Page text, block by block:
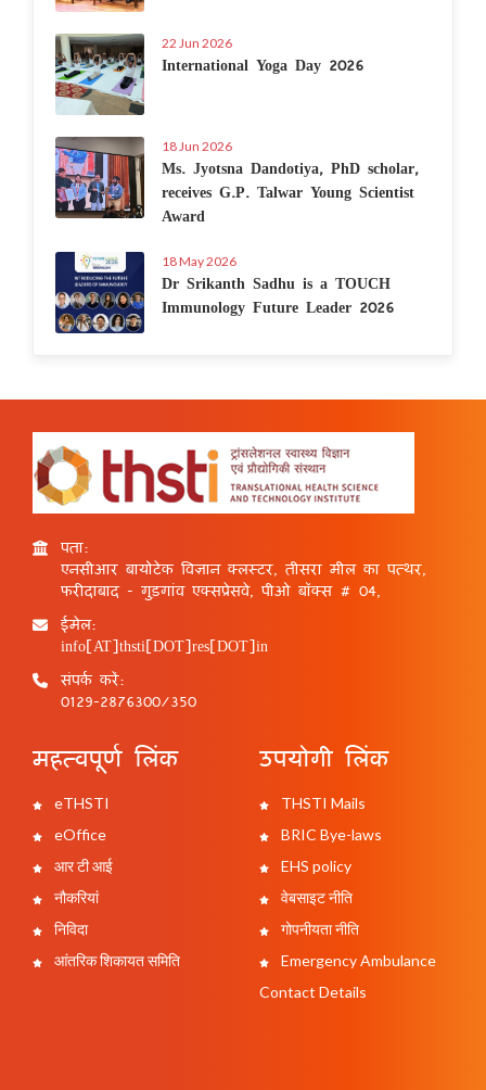
22 Jun 2026
International Yoga Day 2026
18 Jun 2026
Ms. Jyotsna Dandotiya, PhD scholar,
receives G.P. Talwar Young Scientist
Award
18 May 2026
Dr Srikanth Sadhu is a TOUCH
Immunology Future Leader 2026
पता:
एनसीआर बायोटेक विज्ञान क्लस्टर, तीसरा मील का पत्थर,
फरीदाबाद - गुड़गांव एक्सप्रेसवे, पीओ बॉक्स # 04,
ईमेल:
info[AT]thsti[DOT]res[DOT]in
संपर्क करें:
0129-2876300/350
महत्वपूर्ण लिंक
eTHSTI
eOffice
आर टी आई
नौकरियां
निविदा
आंतरिक शिकायत समिति
उपयोगी लिंक
THSTI Mails
BRIC Bye-laws
EHS policy
वेबसाइट नीति
गोपनीयता नीति
Emergency Ambulance
Contact Details